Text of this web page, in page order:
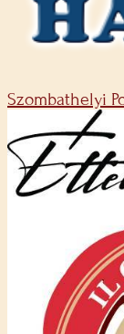
Szombathelyi